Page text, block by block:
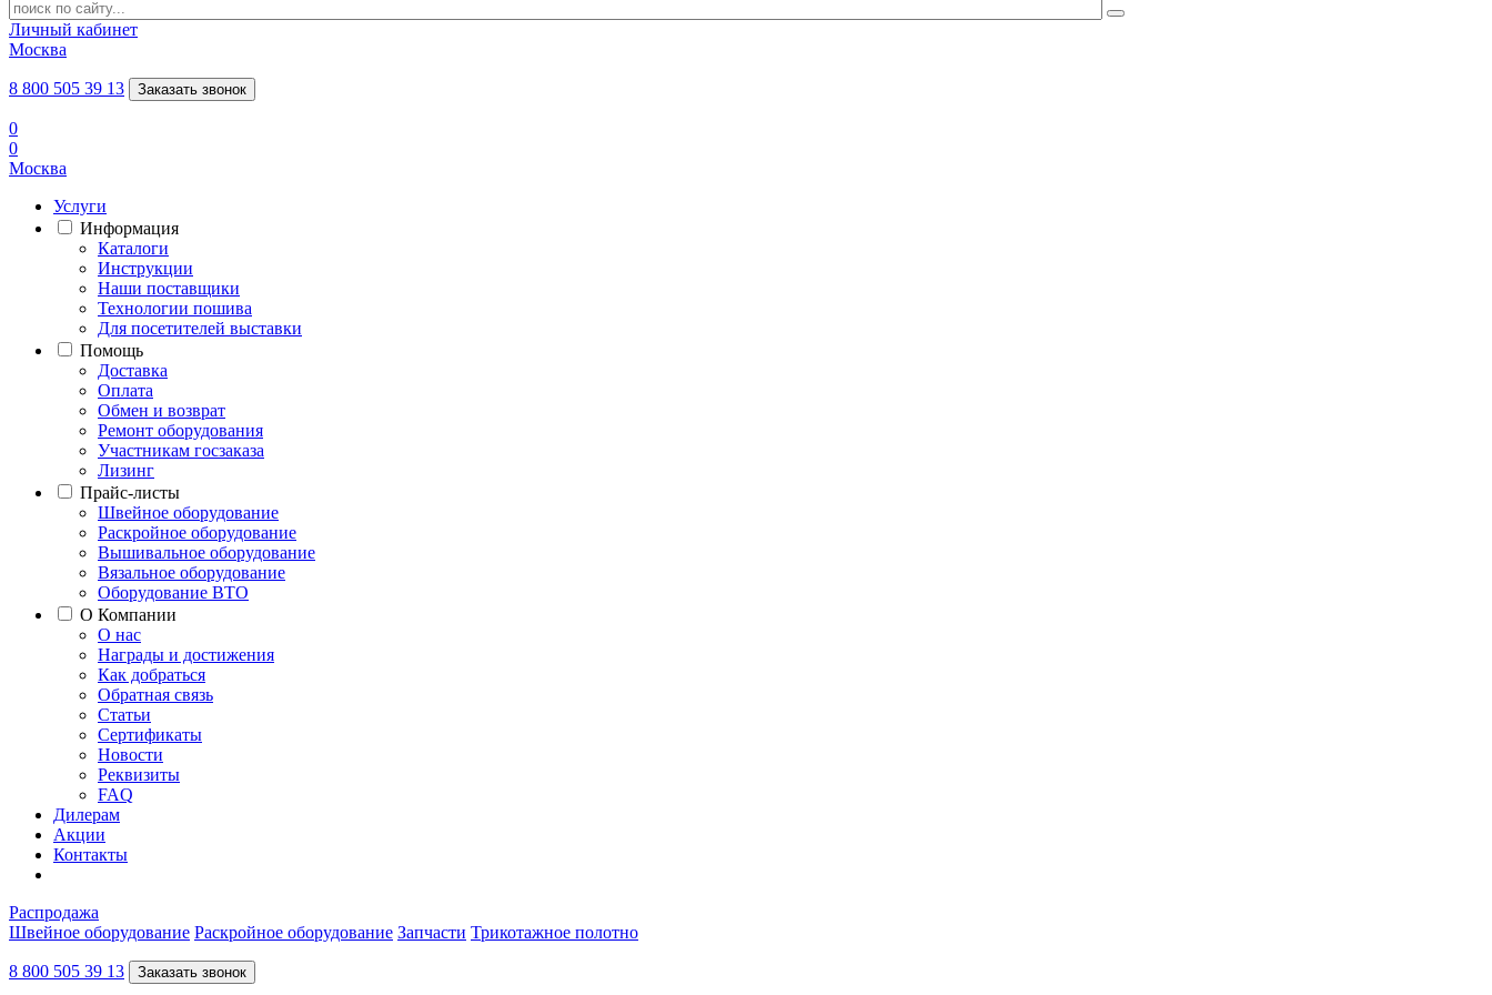
Личный кабинет
Москва
8 800 505 39 13 Заказать звонок
0
0
Москва
Услуги
Информация
Каталоги
Инструкции
Наши поставщики
Технологии пошива
Для посетителей выставки
Помощь
Доставка
Оплата
Обмен и возврат
Ремонт оборудования
Участникам госзаказа
Лизинг
Прайс-листы
Швейное оборудование
Раскройное оборудование
Вышивальное оборудование
Вязальное оборудование
Оборудование ВТО
О Компании
О нас
Награды и достижения
Как добраться
Обратная связь
Статьи
Сертификаты
Новости
Реквизиты
FAQ
Дилерам
Акции
Контакты
Распродажа
Швейное оборудование Раскройное оборудование Запчасти Трикотажное полотно
8 800 505 39 13 Заказать звонок